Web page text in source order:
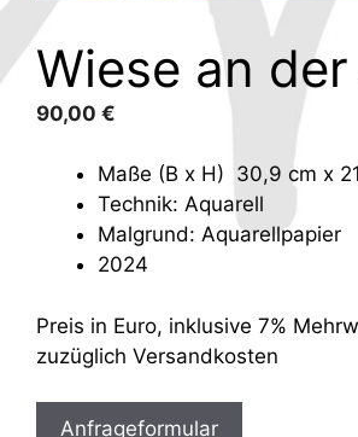
Wiese an
90,00 €
Maße (B x H) 30,9 cm x
Technik: Aquarell
Malgrund: Aquarellpapier
2024
Preis in Euro, inklusive 7%
zuzüglich Versandkosten
Anfrageformular